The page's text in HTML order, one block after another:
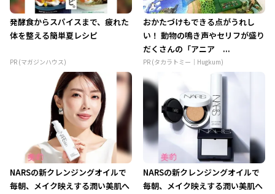
発酵食からスパイスまで、疲れた
体を整える簡単夏レシピ
PR (マガジンハウス)
おかたづけもできる点がうれし
い！ 動物の鳴き声やセリフが盛り
だくさんの「アニア ...
PR (タカラトミー｜Hugkum)
NARSの新クレンジングオイルで
毎朝、メイク映えする潤い美肌へ
NARSの新クレンジングオイルで
毎朝、メイク映えする潤い美肌へ